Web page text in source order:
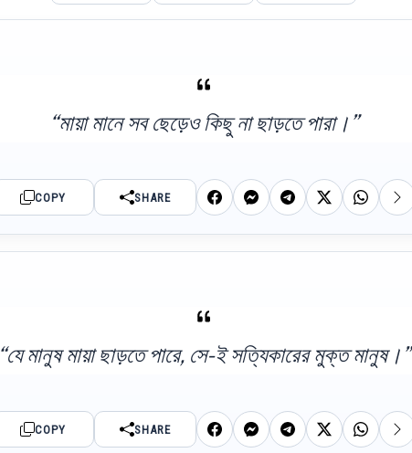
“মায়া মানে সব ছেড়েও কিছু না ছাড়তে পারা।”
COPY SHARE
“যে মানুষ মায়া ছাড়তে পারে, সে-ই সত্যিকারের মুক্ত মানুষ।”
COPY SHARE